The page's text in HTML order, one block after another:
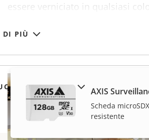
essere verniciato in qualsiasi
DI PIÙ
AXIS
Scheda
resistente
PRODUZIONE